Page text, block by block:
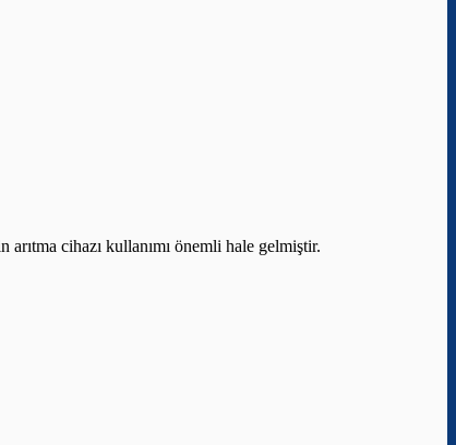
cihazı kullanımı önemli hale gelmiştir.